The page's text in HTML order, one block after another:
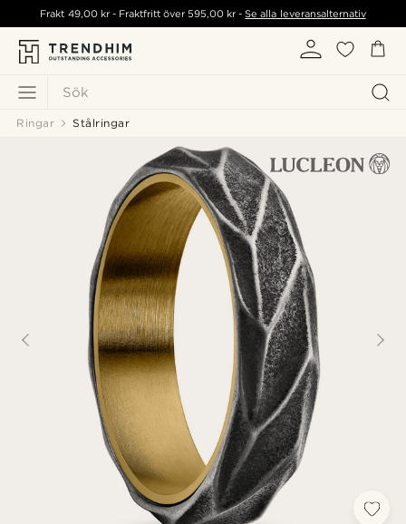
Sök
Frakt 49,00 kr- Fraktfritt över595,00 kr -Se alla leveransalternativ
Ringar Stålringar